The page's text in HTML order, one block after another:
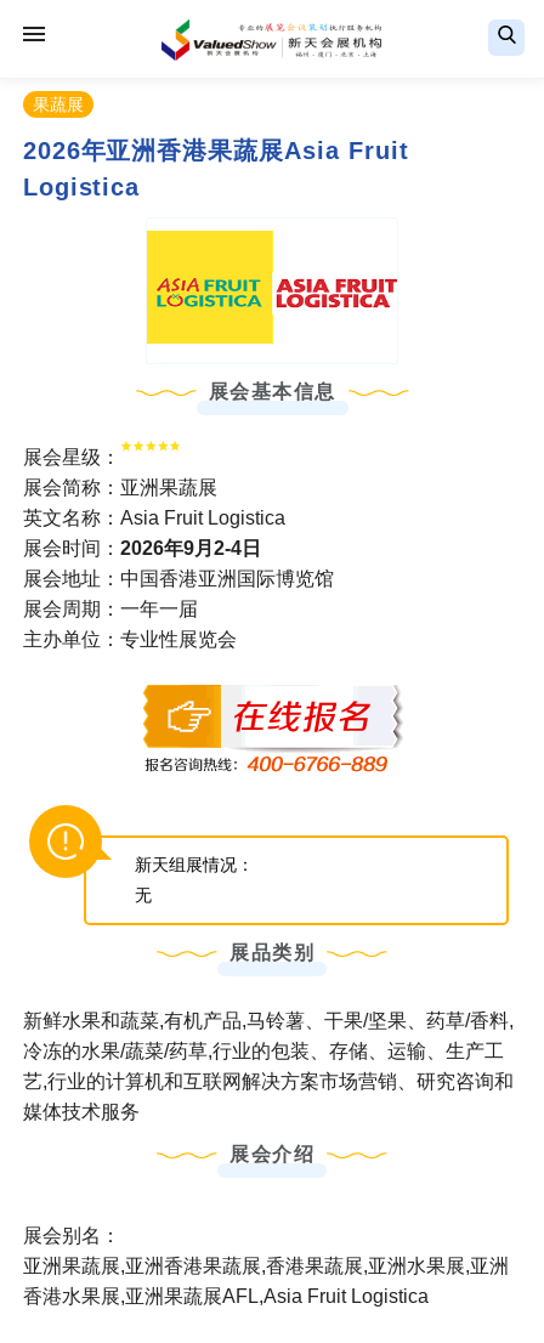
果蔬展
2026年亚洲香港果蔬展Asia Fruit
Logistica
展会基本信息
展会星级：
展会简称：亚洲果蔬展
英文名称：Asia Fruit Logistica
展会时间： 2026年9月2-4日
展会地址：中国香港亚洲国际博览馆
展会周期：一年一届
主办单位：专业性展览会
新天组展情况：
无
展品类别
新鲜水果和蔬菜,有机产品,马铃薯、干果/坚果、药草/香料,
冷冻的水果/蔬菜/药草,行业的包装、存储、运输、生产工
艺,行业的计算机和互联网解决方案市场营销、研究咨询和
媒体技术服务
展会介绍
展会别名：
亚洲果蔬展,亚洲香港果蔬展,香港果蔬展,亚洲水果展,亚洲
香港水果展,亚洲果蔬展AFL,Asia Fruit Logistica